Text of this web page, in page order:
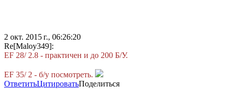
2 окт. 2015 г., 06:26:20
Re[Maloy349]:
EF 28/ 2.8 - практичен и до 200 Б/У.
EF 35/ 2 - б/у посмотреть.
ОтветитьЦитироватьПоделиться